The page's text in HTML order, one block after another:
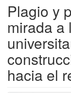
Plagio y
mirada a
hacia el